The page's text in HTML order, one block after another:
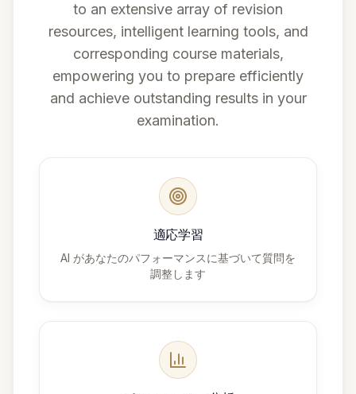
to an extensive array of revision
resources, intelligent learning tools, and
corresponding course materials,
empowering you to prepare efficiently
and achieve outstanding results in your
examination.
適応学習
AI があなたのパフォーマンスに基づいて質問を
調整します